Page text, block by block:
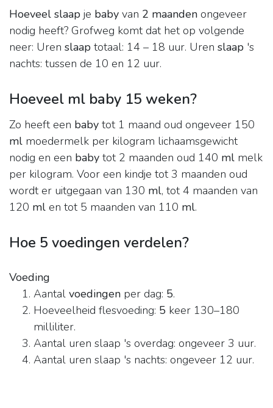
Hoeveel slaap je baby van 2 maanden ongeveer
nodig heeft? Grofweg komt dat het op volgende
neer: Uren slaap totaal: 14 – 18 uur. Uren slaap 's
nachts: tussen de 10 en 12 uur.
Hoeveel ml baby 15 weken?
Zo heeft een baby tot 1 maand oud ongeveer 150
ml moedermelk per kilogram lichaamsgewicht
nodig en een baby tot 2 maanden oud 140 ml melk
per kilogram. Voor een kindje tot 3 maanden oud
wordt er uitgegaan van 130 ml, tot 4 maanden van
120 ml en tot 5 maanden van 110 ml.
Hoe 5 voedingen verdelen?
Voeding
Aantal voedingen per dag: 5.
Hoeveelheid flesvoeding: 5 keer 130–180
milliliter.
Aantal uren slaap 's overdag: ongeveer 3 uur.
Aantal uren slaap 's nachts: ongeveer 12 uur.